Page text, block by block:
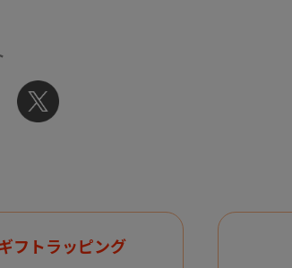
フトラッピング